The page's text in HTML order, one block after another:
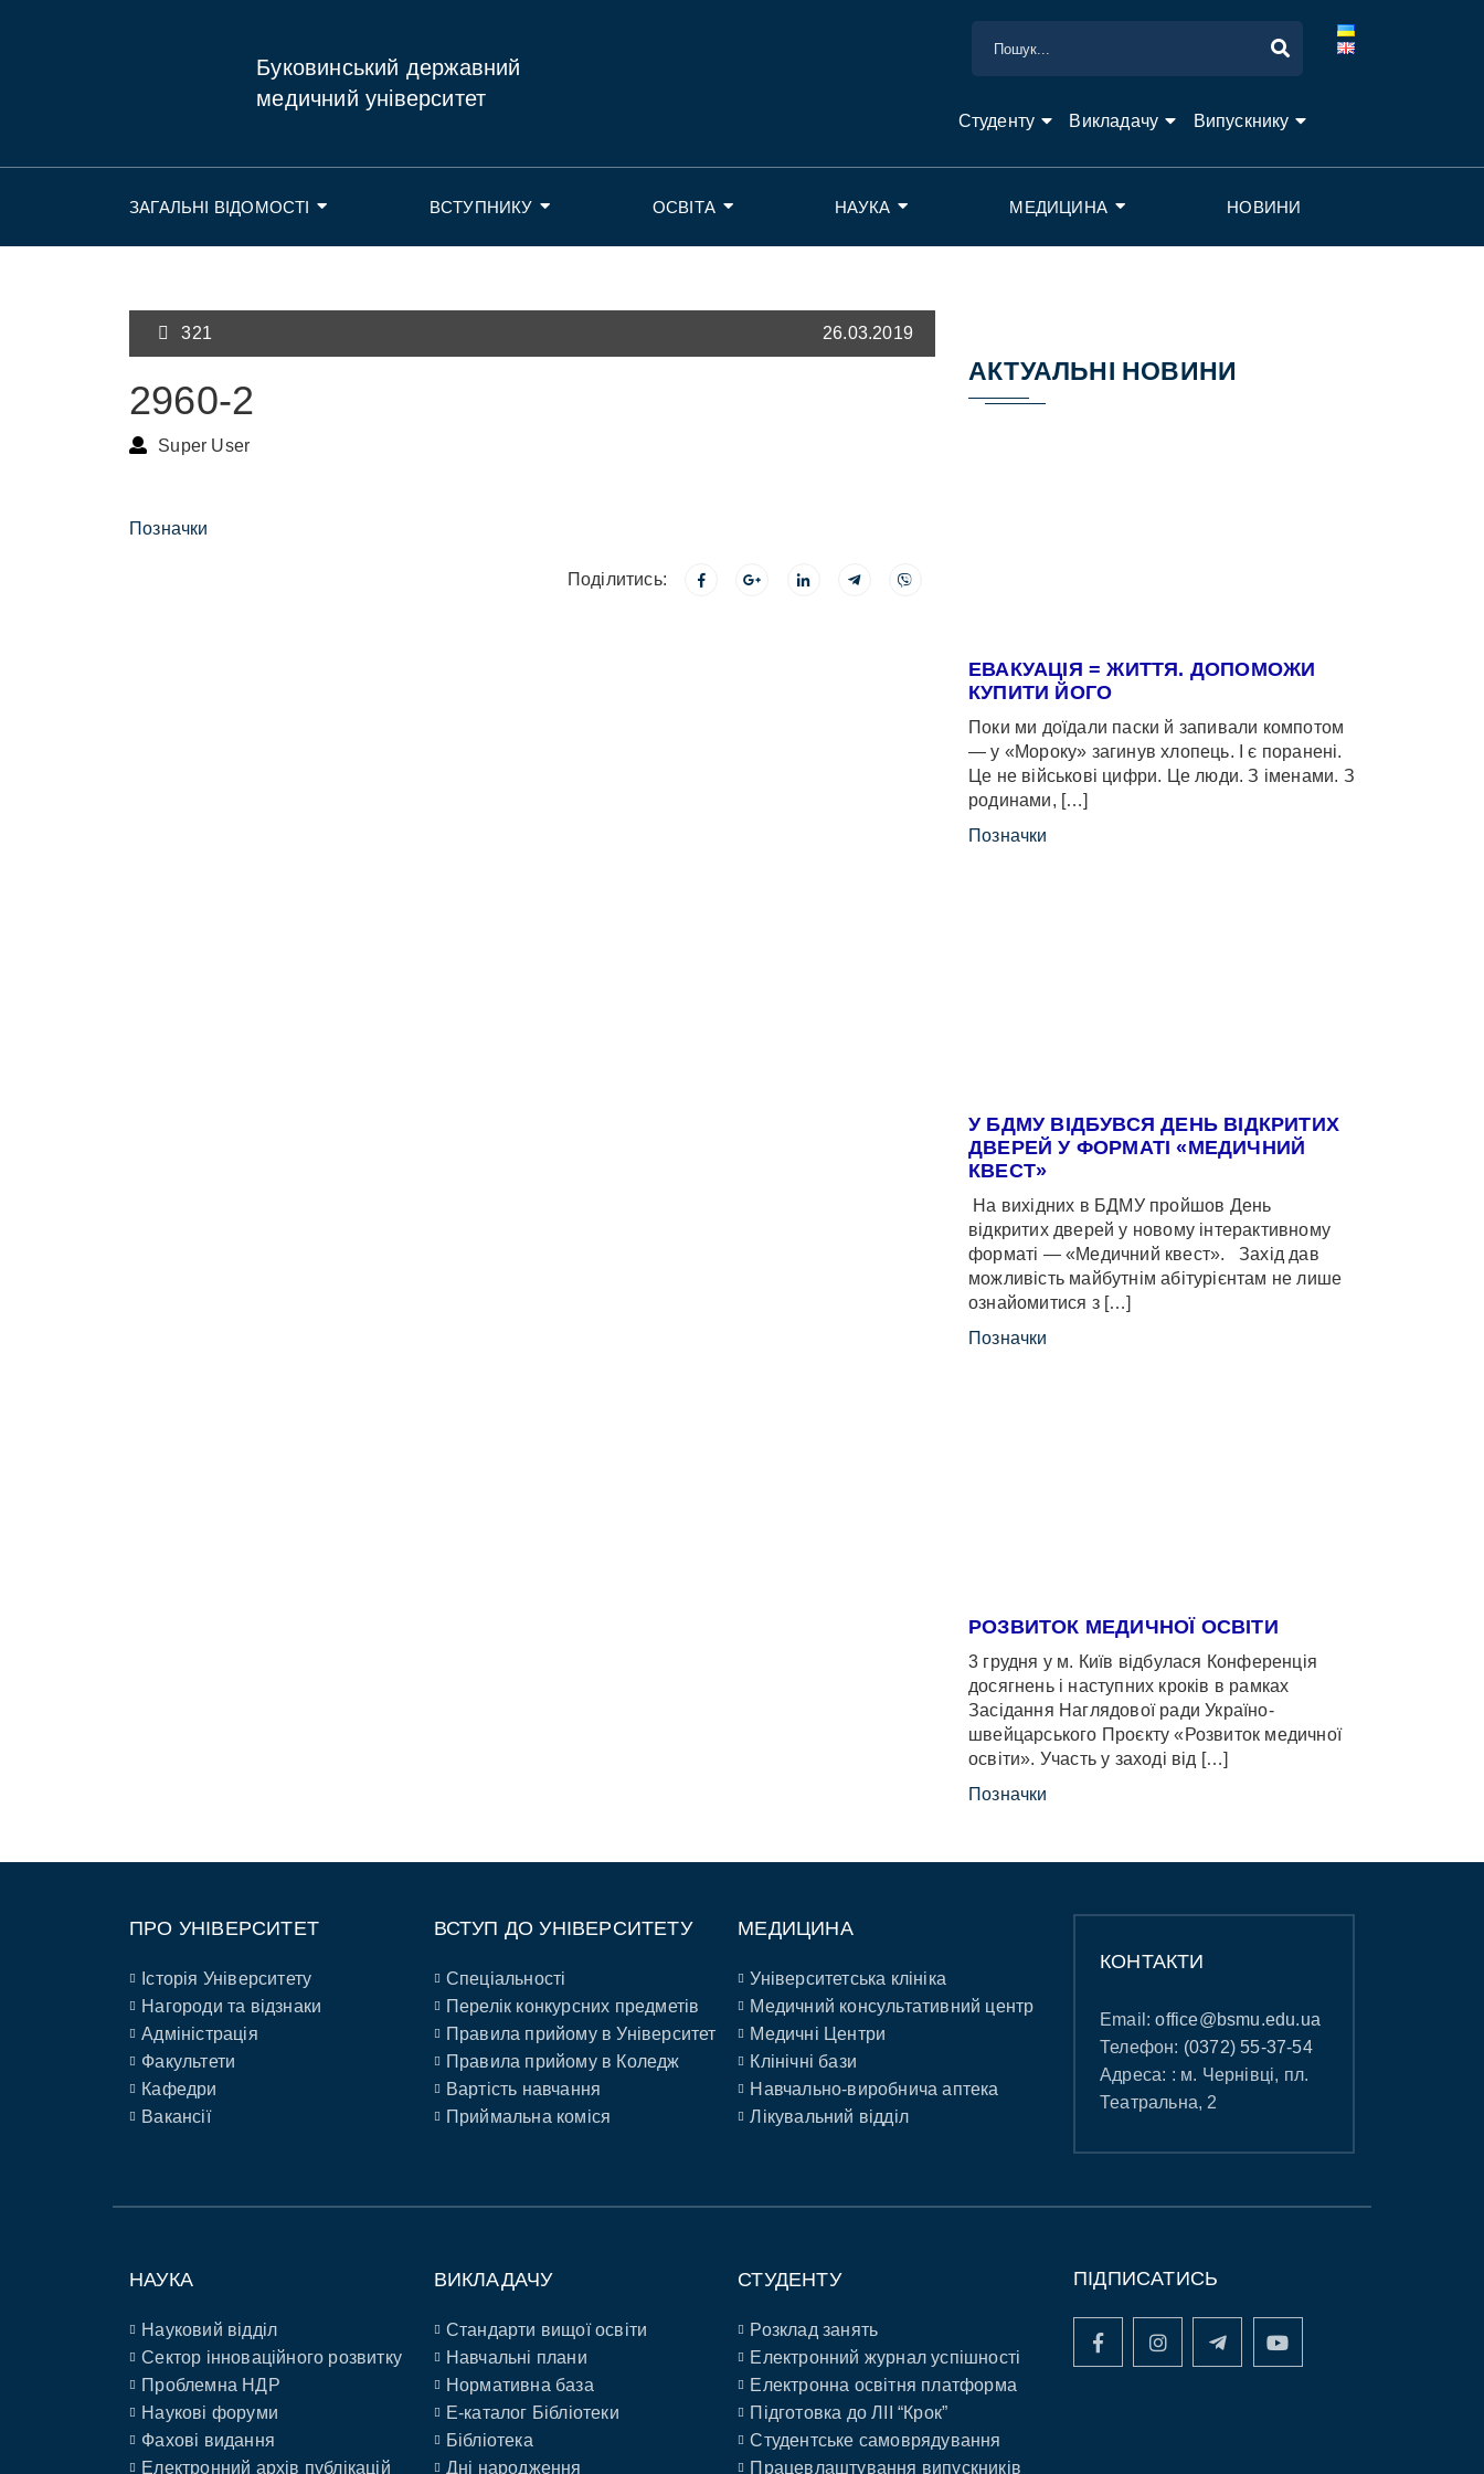
Буковинський державний
медичний університет
Студенту Викладачу Випускнику
ЗАГАЛЬНІ ВІДОМОСТІ ВСТУПНИКУ ОСВІТА НАУКА МЕДИЦИНА НОВИНИ
321 26.03.2019
2960-2
Super User
Позначки
Поділитись:
АКТУАЛЬНІ НОВИНИ
ЕВАКУАЦІЯ = ЖИТТЯ. ДОПОМОЖИ
КУПИТИ ЙОГО
Поки ми доїдали паски й запивали компотом
— у «Мороку» загинув хлопець. І є поранені.
Це не військові цифри. Це люди. З іменами. З
родинами, […]
Позначки
У БДМУ ВІДБУВСЯ ДЕНЬ ВІДКРИТИХ
ДВЕРЕЙ У ФОРМАТІ «МЕДИЧНИЙ
КВЕСТ»
На вихідних в БДМУ пройшов День
відкритих дверей у новому інтерактивному
форматі — «Медичний квест». Захід дав
можливість майбутнім абітурієнтам не лише
ознайомитися з […]
Позначки
РОЗВИТОК МЕДИЧНОЇ ОСВІТИ
3 грудня у м. Київ відбулася Конференція
досягнень і наступних кроків в рамках
Засідання Наглядової ради Україно-
швейцарського Проєкту «Розвиток медичної
освіти». Участь у заході від […]
Позначки
ПРО УНІВЕРСИТЕТ
Історія Університету
Нагороди та відзнаки
Адміністрація
Факультети
Кафедри
Вакансії
ВСТУП ДО УНІВЕРСИТЕТУ
Спеціальності
Перелік конкурсних предметів
Правила прийому в Університет
Правила прийому в Коледж
Вартість навчання
Приймальна коміся
МЕДИЦИНА
Університетська клініка
Медичний консультативний центр
Медичні Центри
Клінічні бази
Навчально-виробнича аптека
Лікувальний відділ
КОНТАКТИ
Email:office@bsmu.edu.ua
Телефон: (0372) 55-37-54
Адреса: : м. Чернівці, пл.
Театральна, 2
НАУКА
Науковий відділ
Сектор інноваційного розвитку
Проблемна НДР
Наукові форуми
Фахові видання
Електронний архів публікацій
ВИКЛАДАЧУ
Стандарти вищої освіти
Навчальні плани
Нормативна база
E-каталог Бібліотеки
Бібліотека
Дні народження
СТУДЕНТУ
Розклад занять
Електронний журнал успішності
Електронна освітня платформа
Підготовка до ЛІІ “Крок”
Студентське самоврядування
Працевлаштування випускників
ПІДПИСАТИСЬ